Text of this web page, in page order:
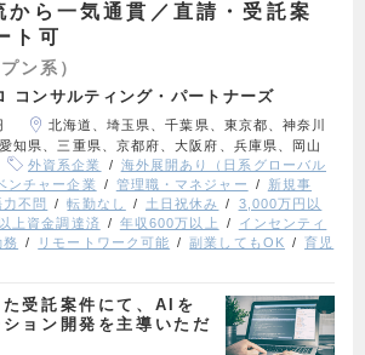
から一気通貫／直請・受託案
ト可
ン系）
コンサルティング・パートナーズ
北海道、埼玉県、千葉県、東京都、神奈川
知県、三重県、京都府、大阪府、兵庫県、岡山
外資系企業
海外展開あり（日系グローバル
ンチャー企業 管理職・マネジャー
新規事
力不問 転勤なし 土日祝休み
3,000万円以
上資金調達済 年収600万以上
インセンティ
務 リモートワーク可能 副業してもOK
育児
受託案件にて、AIを
ョン開発を主導いただ